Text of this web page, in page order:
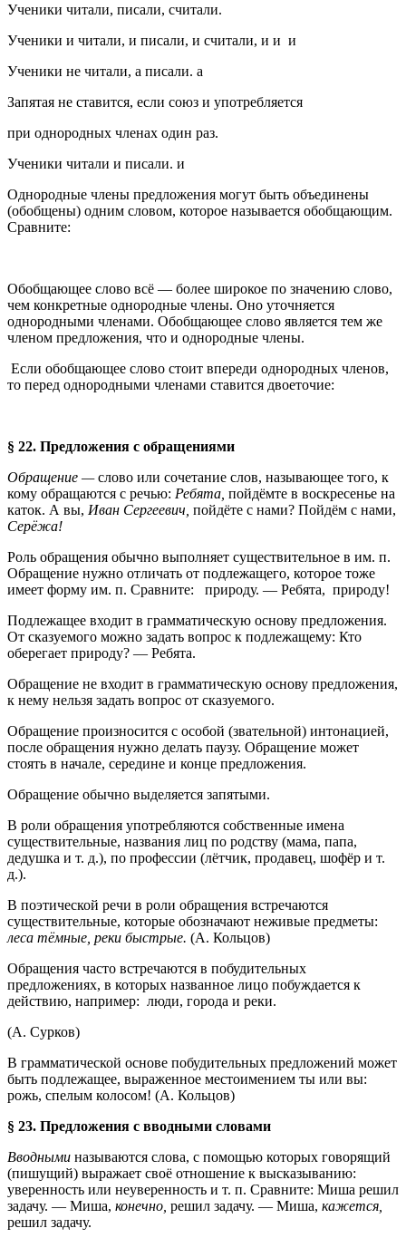
Ученики читали, писали, считали.
Ученики и читали, и писали, и считали, и и и
Ученики не читали, а писали. а
Запятая не ставится, если союз и употребляется
при однородных членах один раз.
Ученики читали и писали. и
Однородные члены предложения могут быть объединены
(обобщены) одним словом, которое называется обобщающим.
Сравните:
Обобщающее слово всё — более широкое по значению слово,
чем конкретные однородные члены. Оно уточняется
однородными членами. Обобщающее слово является тем же
членом предложения, что и однородные члены.
Если обобщающее слово стоит впереди однородных членов,
то перед однородными членами ставится двоеточие:
§ 22. Предложения с обращениями
Обращение —слово или сочетание слов, называющее того, к
кому обращаются с речью: Ребята, пойдёмте в воскресенье на
каток. А вы, Иван Сергеевич, пойдёте с нами? Пойдём с нами,
Серёжа!
Роль обращения обычно выполняет существительное в им. п.
Обращение нужно отличать от подлежащего, которое тоже
имеет форму им. п. Сравните:
природу. — Ребята, природу!
Подлежащее входит в грамматическую основу предложения.
От сказуемого можно задать вопрос к подлежащему: Кто
оберегает природу? — Ребята.
Обращение не входит в грамматическую основу предложения,
к нему нельзя задать вопрос от сказуемого.
Обращение произносится с особой (звательной) интонацией,
после обращения нужно делать паузу. Обращение может
стоять в начале, середине и конце предложения.
Обращение обычно выделяется запятыми.
В роли обращения употребляются собственные имена
существительные, названия лиц по родству (мама, папа,
дедушка и т. д.), по профессии (лётчик, продавец, шофёр и т.
д.).
В поэтической речи в роли обращения встречаются
существительные, которые обозначают неживые предметы:
леса тёмные, реки быстрые. (А. Кольцов)
Обращения часто встречаются в побудительных
предложениях, в которых названное лицо побуждается к
действию, например: люди, города и реки.
(А. Сурков)
В грамматической основе побудительных предложений может
быть подлежащее, выраженное местоимением ты или вы:
рожь, спелым колосом! (А. Кольцов)
§ 23. Предложения с вводными словами
Вводными называются слова, с помощью которых говорящий
(пишущий) выражает своё отношение к высказыванию:
уверенность или неуверенность и т. п. Сравните: Миша решил
задачу. — Миша, конечно, решил задачу. — Миша, кажется,
решил задачу.